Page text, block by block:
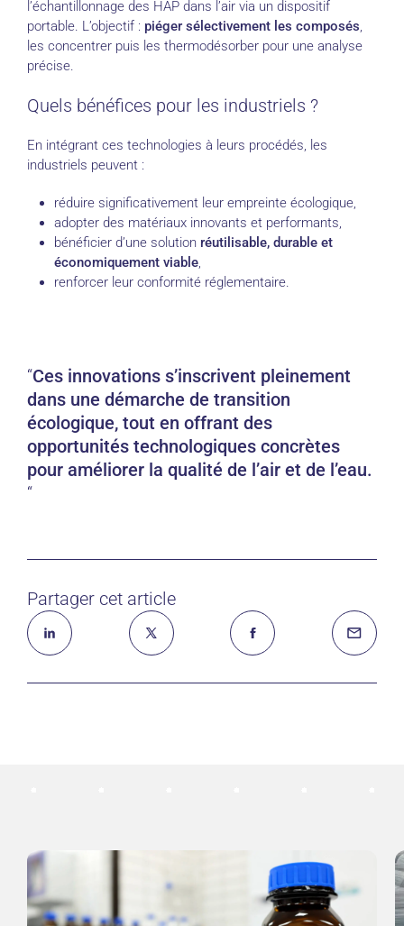
l’échantillonnage des HAP dans l’air via un dispositif
portable. L’objectif : piéger sélectivement les composés,
les concentrer puis les thermodésorber pour une analyse
précise.
Quels bénéfices pour les industriels ?
En intégrant ces technologies à leurs procédés, les
industriels peuvent :
réduire significativement leur empreinte écologique,
adopter des matériaux innovants et performants,
bénéficier d’une solution réutilisable, durable et
économiquement viable,
renforcer leur conformité réglementaire.
Ces innovations s’inscrivent pleinement
dans une démarche de transition
écologique, tout en offrant des
opportunités technologiques concrètes
pour améliorer la qualité de l’air et de l’eau.
Partager cet article